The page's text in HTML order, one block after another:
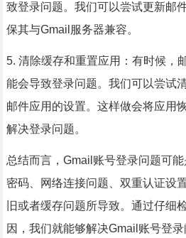
致登录问题。我们可以尝试更新邮
保其与Gmail服务器兼容。
5. 清除缓存和重置应用：有时候，
能会导致登录问题。我们可以尝试
邮件应用的设置。这样做会将应用
解决登录问题。
总结而言，Gmail账号登录问题可
密码、网络连接问题、双重认证设
旧或者缓存问题所导致。通过仔细
因，我们就能够解决Gmail账号登